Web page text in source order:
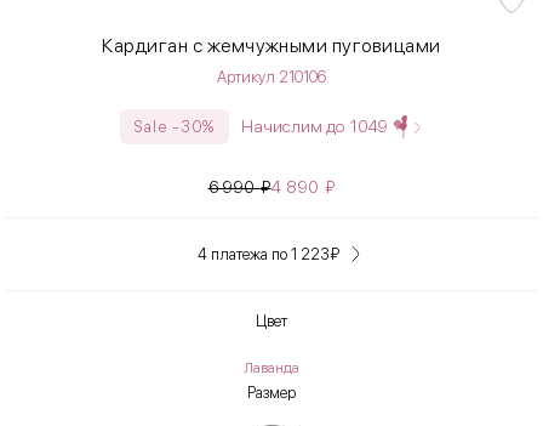
Кардиган с жемчужными пуговицами
Артикул 210106
Sale -30% Начислим до 1049
6 990₽4 890 ₽
4 платежа по 1 223₽
Цвет
Лаванда
Размер